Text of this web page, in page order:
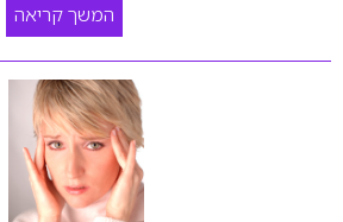
המשך קריאה